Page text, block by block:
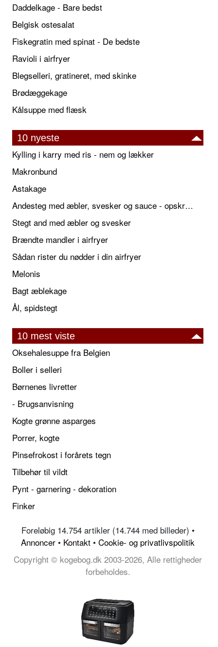
Daddelkage - Bare bedst
Belgisk ostesalat
Fiskegratin med spinat - De bedste
Ravioli i airfryer
Blegselleri, gratineret, med skinke
Brødæggekage
Kålsuppe med flæsk
10 nyeste
Kylling i karry med ris - nem og lækker
Makronbund
Astakage
Andesteg med æbler, svesker og sauce - opskrift også til jul
Stegt and med æbler og svesker
Brændte mandler i airfryer
Sådan rister du nødder i din airfryer
Melonis
Bagt æblekage
Ål, spidstegt
10 mest viste
Oksehalesuppe fra Belgien
Boller i selleri
Børnenes livretter
- Brugsanvisning
Kogte grønne asparges
Porrer, kogte
Pinsefrokost i forårets tegn
Tilbehør til vildt
Pynt - garnering - dekoration
Finker
Foreløbig 14.754 artikler (14.744 med billeder) •
Annoncer • Kontakt • Cookie- og privatlivspolitik
Copyright © kogebog.dk 2003-2026, Alle rettigheder
forbeholdes.